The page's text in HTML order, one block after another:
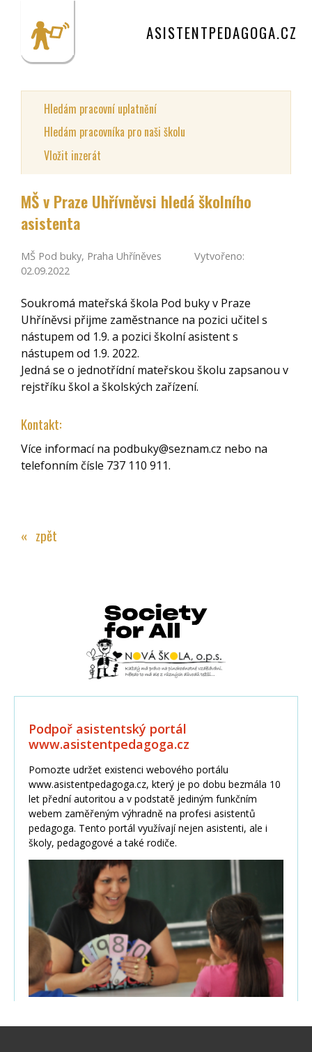
ASISTENTPEDAGOGA.CZ
Hledám pracovní uplatnění
Hledám pracovníka pro naši školu
Vložit inzerát
MŠ v Praze Uhřívněvsi hledá školního
asistenta
MŠ Pod buky, Praha Uhříněves
Vytvořeno:
02.09.2022
Soukromá mateřská škola Pod buky v Praze
Uhříněvsi přijme zaměstnance na pozici učitel s
nástupem od 1.9. a pozici školní asistent s
nástupem od 1.9. 2022.
Jedná se o jednotřídní mateřskou školu zapsanou v
rejstříku škol a školských zařízení.
Kontakt:
Více informací na podbuky@seznam.cz nebo na
telefonním čísle 737 110 911.
« zpět